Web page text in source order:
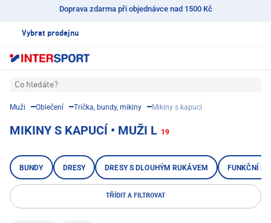
Doprava zdarma při objednávce nad 1500 Kč
Vybrat prodejnu
Co hledáte?
Muži Oblečení Trička, bundy, mikiny Mikiny s kapucí
MIKINY S KAPUCÍ • MUŽI L 19
BUNDY DRESY DRESY S DLOUHÝM RUKÁVEM FUNKČNÍ
TŘÍDIT A FILTROVAT